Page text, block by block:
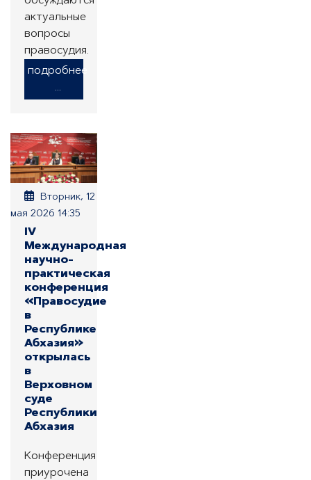
актуальные
вопросы
правосудия.
подробнее
...
Вторник, 12
мая 2026 14:35
IV
Международная
научно-
практическая
конференция
«Правосудие
в
Республике
Абхазия»
открылась
в
Верховном
суде
Республики
Абхазия
Конференция
приурочена